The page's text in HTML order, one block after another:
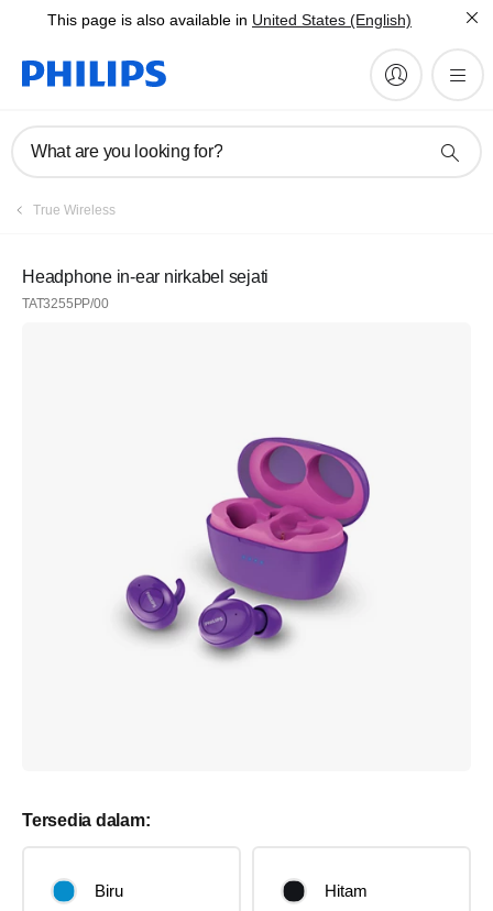
This page is also available in United States (English)
What are you looking for?
Daftar
True Wireless
Headphone in-ear nirkabel sejati
TAT3255PP/00
Tersedia dalam:
Biru Hitam